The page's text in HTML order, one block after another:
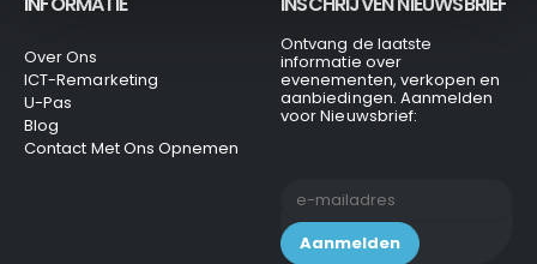
Over Ons
ICT-Remarketing
U-Pas
Blog
Contact Met Ons Opnemen
Ontvang de laatste
informatie over
evenementen, verkopen en
aanbiedingen. Aanmelden
voor Nieuwsbrief: